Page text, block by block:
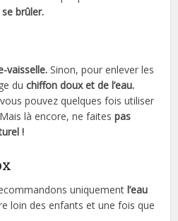
brûler.
vaisselle. Sinon, pour enlever les
du chiffon doux et de l’eau.
pouvez quelques fois utiliser
là encore, ne faitespas
!
uniquementl’eau
loin des enfants et une fois que